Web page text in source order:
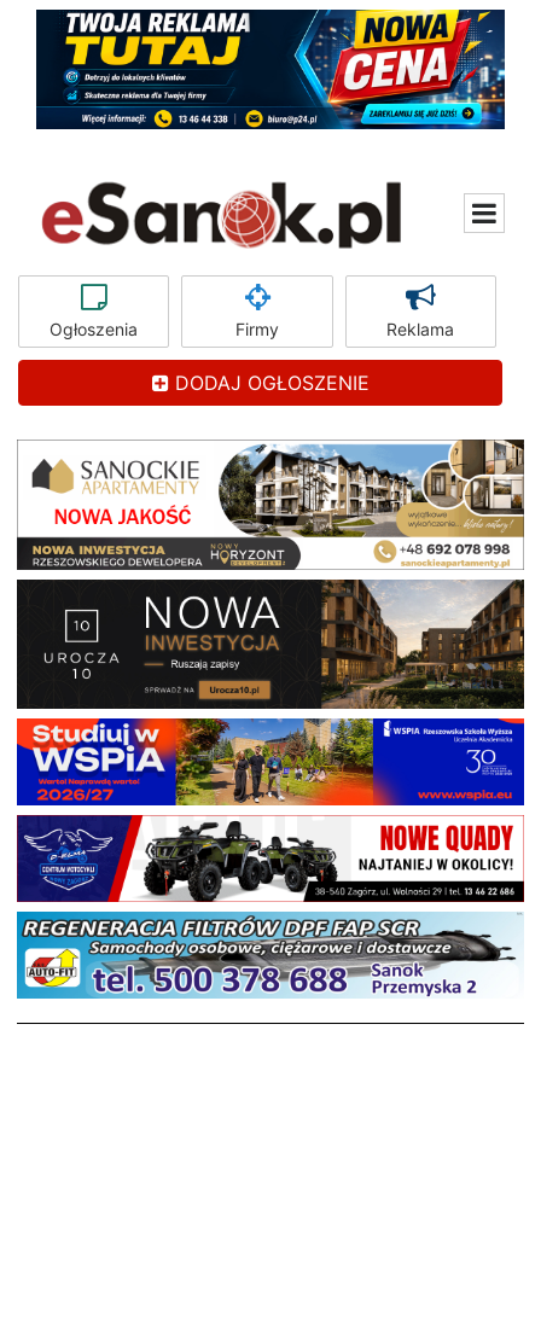
Ogłoszenia Firmy Reklama
DODAJ OGŁOSZENIE